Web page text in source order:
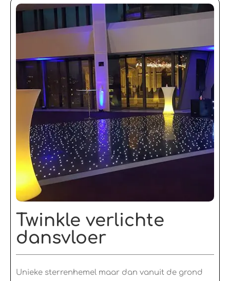
Twinkle verlichte
dansvloer​
Unieke sterrenhemel maar dan vanuit de grond